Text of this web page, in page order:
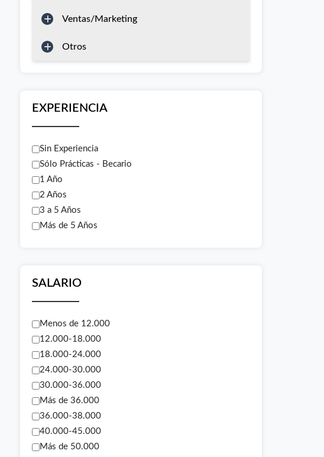
Ventas/Marketing
Otros
EXPERIENCIA
Sin Experiencia
Sólo Prácticas - Becario
1 Año
2 Años
3 a 5 Años
Más de 5 Años
SALARIO
Menos de 12.000
12.000-18.000
18.000-24.000
24.000-30.000
30.000-36.000
Más de 36.000
36.000-38.000
40.000-45.000
Más de 50.000